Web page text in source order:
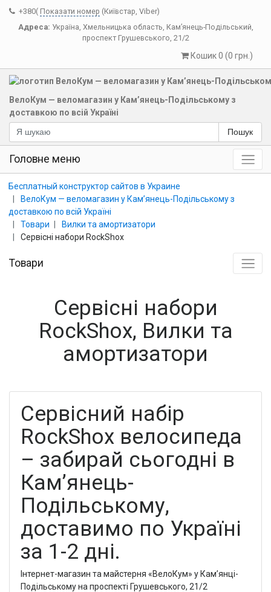
+380( Показати номер (Київстар, Viber)
Адреса: Україна, Хмельницька область, Кам’янець-Подільський,
проспект Грушевського, 21/2
Кошик 0 (0 грн.)
ВелоКум — веломагазин у Кам’янець-Подільському з
доставкою по всій Україні
Пошук
Головне меню
Бесплатный конструктор сайтов в Украине
ВелоКум — веломагазин у Кам’янець-Подільському з
доставкою по всій Україні
Товари
Вилки та амортизатори
Сервісні набори RockShox
Товари
Сервісні набори
RockShox, Вилки та
амортизатори
Сервісний набір
RockShox велосипеда
– забирай сьогодні в
Кам’янець-
Подільському,
доставимо по Україні
за 1-2 дні.
Інтернет-магазин та майстерня «ВелоКум» у Кам’янці-
Подільському на проспекті Грушевського, 21/2